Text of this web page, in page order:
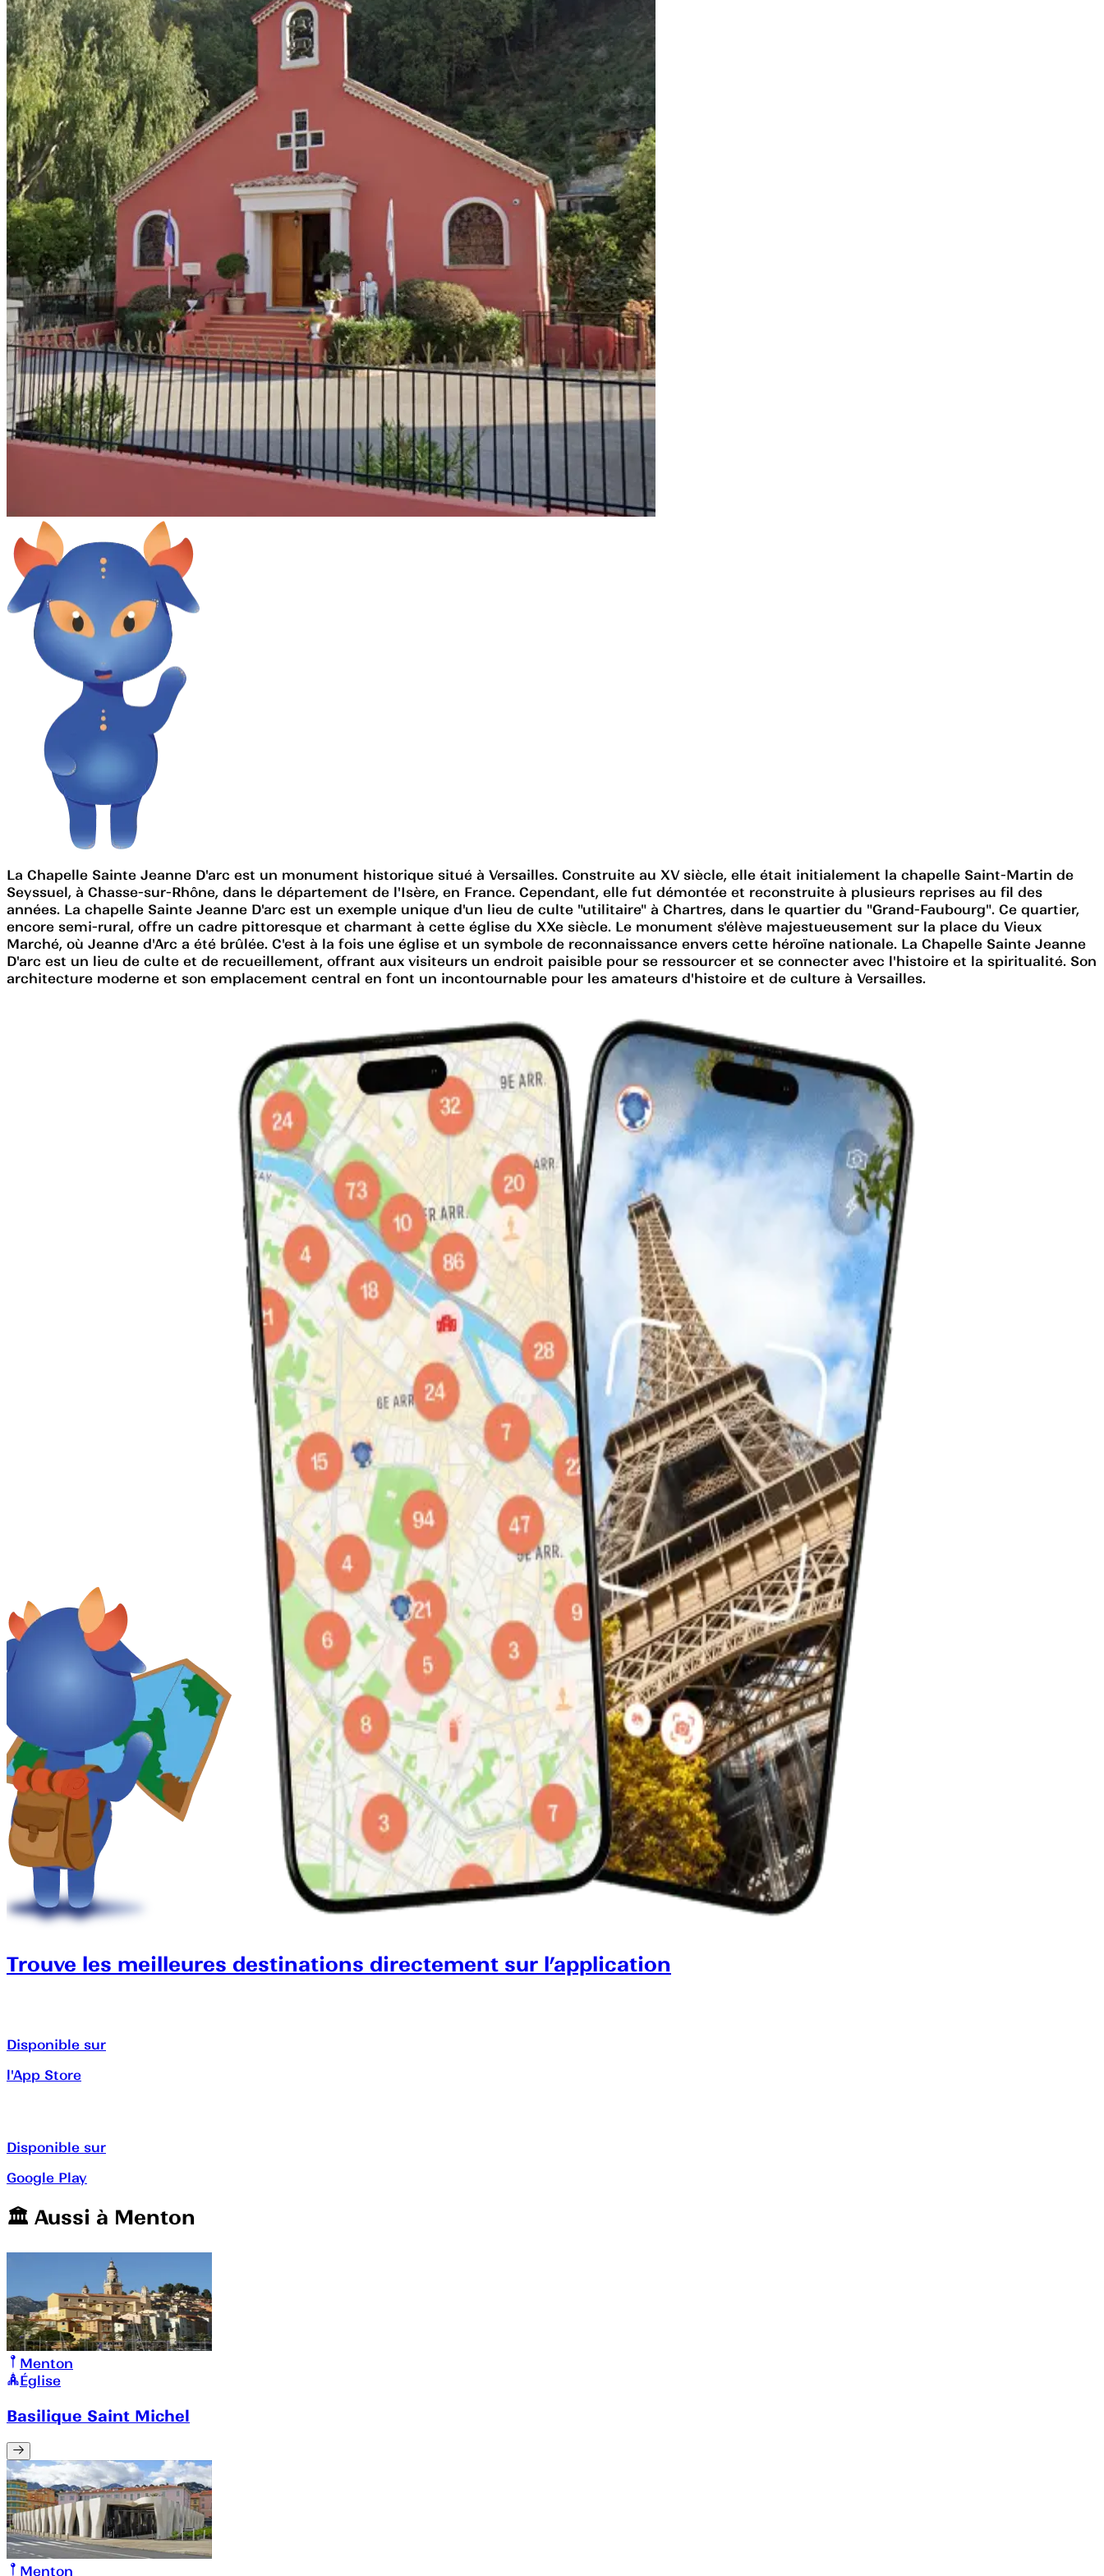
La Chapelle Sainte Jeanne D'arc est un monument historique situé à Versailles. Construite au XV siècle, elle était initialement la chapelle Saint-Martin de
Seyssuel, à Chasse-sur-Rhône, dans le département de l'Isère, en France. Cependant, elle fut démontée et reconstruite à plusieurs reprises au fil des
années. La chapelle Sainte Jeanne D'arc est un exemple unique d'un lieu de culte "utilitaire" à Chartres, dans le quartier du "Grand-Faubourg". Ce quartier,
encore semi-rural, offre un cadre pittoresque et charmant à cette église du XXe siècle. Le monument s'élève majestueusement sur la place du Vieux
Marché, où Jeanne d'Arc a été brûlée. C'est à la fois une église et un symbole de reconnaissance envers cette héroïne nationale. La Chapelle Sainte Jeanne
D'arc est un lieu de culte et de recueillement, offrant aux visiteurs un endroit paisible pour se ressourcer et se connecter avec l'histoire et la spiritualité. Son
architecture moderne et son emplacement central en font un incontournable pour les amateurs d'histoire et de culture à Versailles.
Trouve les meilleures destinations directement sur l’application
Disponible sur
l'App Store
Disponible sur
Google Play
🏛️️ Aussi à Menton
Menton
Église
Basilique Saint Michel
Menton